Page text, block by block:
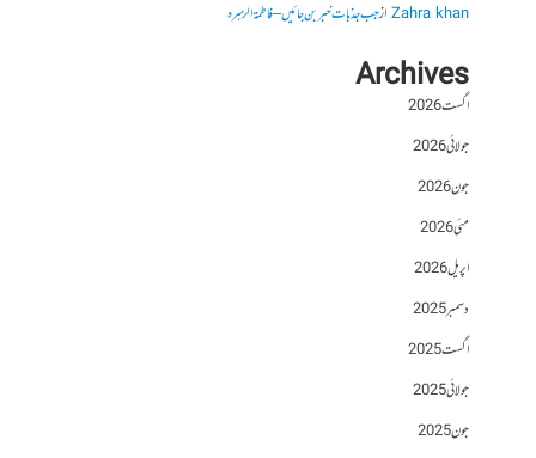
Zahra khanازجب جذبات خبر بن جائیں – فاطمۃالزہرہ
Archives
اگست 2026
جولائی 2026
جون 2026
مئی 2026
اپریل 2026
دسمبر 2025
اگست 2025
جولائی 2025
جون 2025